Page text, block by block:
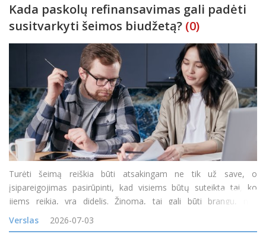
Kada paskolų refinansavimas gali padėti
susitvarkyti šeimos biudžetą? (0)
Turėti šeimą reiškia būti atsakingam ne tik už save, o
įsipareigojimas pasirūpinti, kad visiems būtų suteikta tai, ko
jiems reikia, yra didelis. Žinoma, tai gali būti brangu, nes
kiekvieną mėnesį reikia būtiniausių prekių, daiktų ir paslaugų,
padedančių kiekvienam šeimos nariui.
Verslas 2026-07-03